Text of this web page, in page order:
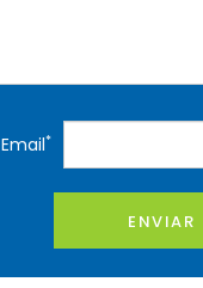
Email*
ENVIAR